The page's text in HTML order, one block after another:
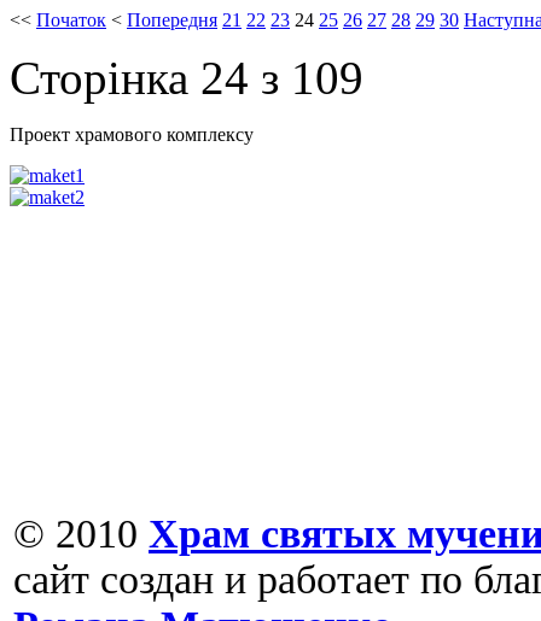
<< Початок < Попередня 21 22 23 24 25 26 27 28 29 30
Сторінка 24 з 109
Проект храмового комплексу
© 2010 Храм святых
сайт создан и работает по